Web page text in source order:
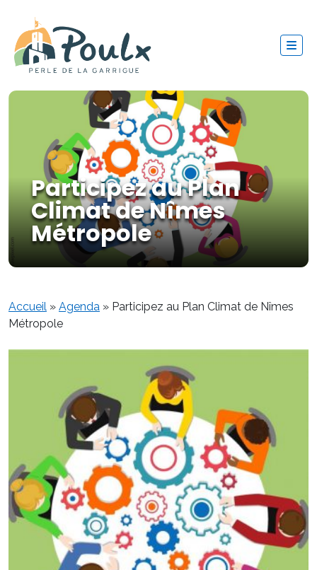
Participez au Plan
Climat de Nîmes
Métropole
Accueil » Agenda » Participez au Plan Climat de Nîmes
Métropole